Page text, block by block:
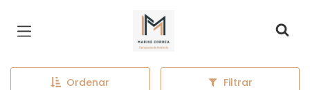
Página inicial
Ordenar Filtrar